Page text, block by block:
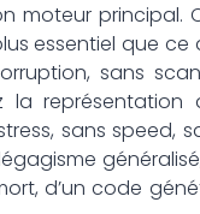
moteur principal.
essentiel que ce
sans
la
sans speed,
d’un code